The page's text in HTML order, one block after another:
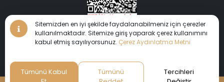
Sitemizden en iyi şekilde faydalanabilmeniz için çerezler
kullanılmaktadır. Sitemize giriş yaparak çerez kullanımını
kabul etmiş sayılıyorsunuz. Çerez Aydınlatma Metni
Tümünü Kabul
Tümünü
Tercihleri
Sanal Tur • Sanal Tur •
Sizleri de huzuru ve eğlenceyi bir arada yaşayacağınız bu